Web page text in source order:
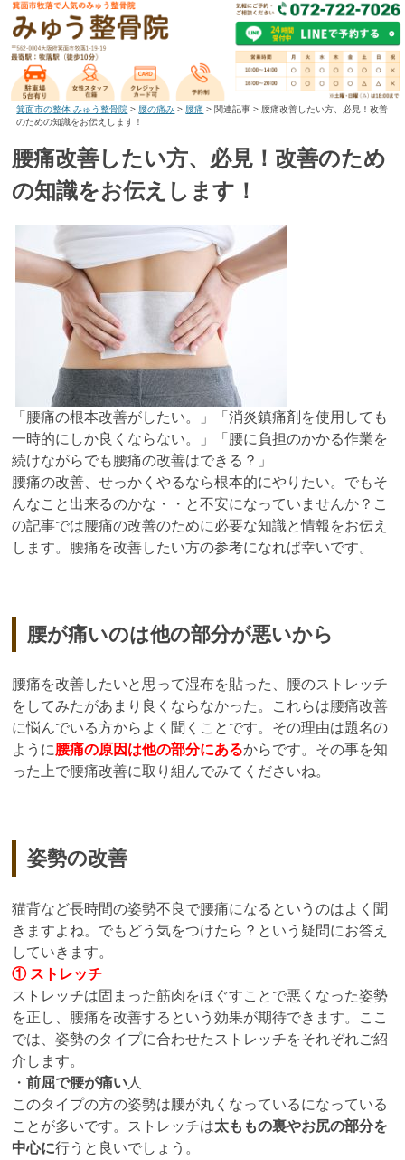
箕面市の整体 みゅう整骨院 > 腰の痛み > 腰痛 > 関連記事 > 腰痛改善したい方、必見！改善
のための知識をお伝えします！
腰痛改善したい方、必見！改善のため
の知識をお伝えします！
「腰痛の根本改善がしたい。」「消炎鎮痛剤を使用しても
一時的にしか良くならない。」「腰に負担のかかる作業を
続けながらでも腰痛の改善はできる？」
腰痛の改善、せっかくやるなら根本的にやりたい。でもそ
んなこと出来るのかな・・と不安になっていませんか？こ
の記事では腰痛の改善のために必要な知識と情報をお伝え
します。腰痛を改善したい方の参考になれば幸いです。
腰が痛いのは他の部分が悪いから
腰痛を改善したいと思って湿布を貼った、腰のストレッチ
をしてみたがあまり良くならなかった。これらは腰痛改善
に悩んでいる方からよく聞くことです。その理由は題名の
ように腰痛の原因は他の部分にあるからです。その事を知
った上で腰痛改善に取り組んでみてくださいね。
姿勢の改善
猫背など長時間の姿勢不良で腰痛になるというのはよく聞
きますよね。でもどう気をつけたら？という疑問にお答え
していきます。
① ストレッチ
ストレッチは固まった筋肉をほぐすことで悪くなった姿勢
を正し、腰痛を改善するという効果が期待できます。ここ
では、姿勢のタイプに合わせたストレッチをそれぞれご紹
介します。
・前屈で腰が痛い 人
このタイプの方の姿勢は腰が丸くなっているになっている
ことが多いです。ストレッチは太ももの裏やお尻の部分を
中心に行うと良いでしょう。